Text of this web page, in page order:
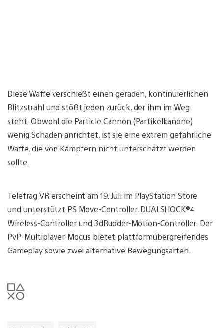
Diese Waffe verschießt einen geraden, kontinuierlichen
Blitzstrahl und stößt jeden zurück, der ihm im Weg
steht. Obwohl die Particle Cannon (Partikelkanone)
wenig Schaden anrichtet, ist sie eine extrem gefährliche
Waffe, die von Kämpfern nicht unterschätzt werden
sollte.
Telefrag VR erscheint am 19. Juli im PlayStation Store
und unterstützt PS Move-Controller, DUALSHOCK®4
Wireless-Controller und 3dRudder-Motion-Controller. Der
PvP-Multiplayer-Modus bietet plattformübergreifendes
Gameplay sowie zwei alternative Bewegungsarten.